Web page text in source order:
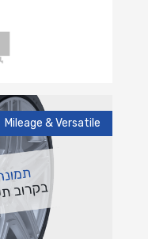
Mileage & Versatile